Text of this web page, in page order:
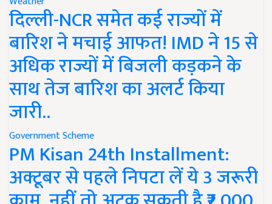
दिल्ली-NCR समेत कई राज्यों में
बारिश ने मचाई आफत! IMD ने 15 से
अधिक राज्यों में बिजली कड़कने के
साथ तेज बारिश का अलर्ट किया
जारी..
Government Scheme
PM Kisan 24th Installment:
अक्टूबर से पहले निपटा लें ये 3 जरूरी